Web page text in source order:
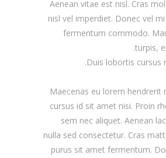
Aenean vitae est nisl. Cras
nisl vel imperdiet. Donec vel
fermentum commodo.
turpis,
Duis lobortis cursus
Maecenas eu lorem hendrerit
cursus id sit amet nisi. Proin
sem nec aliquet. Aenean
nulla sed consectetur. Cras
purus sit amet fermentum.